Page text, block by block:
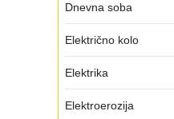
Dnevna soba
Električno kolo
Elektrika
Elektroerozija